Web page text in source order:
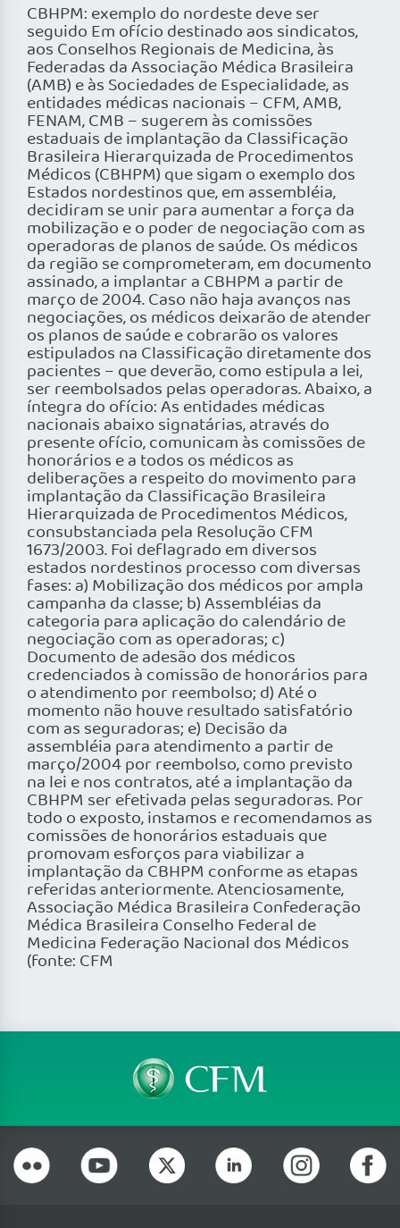
CBHPM: exemplo do nordeste deve ser
seguido Em ofício destinado aos sindicatos,
aos Conselhos Regionais de Medicina, às
Federadas da Associação Médica Brasileira
(AMB) e às Sociedades de Especialidade, as
entidades médicas nacionais – CFM, AMB,
FENAM, CMB – sugerem às comissões
estaduais de implantação da Classificação
Brasileira Hierarquizada de Procedimentos
Médicos (CBHPM) que sigam o exemplo dos
Estados nordestinos que, em assembléia,
decidiram se unir para aumentar a força da
mobilização e o poder de negociação com as
operadoras de planos de saúde. Os médicos
da região se comprometeram, em documento
assinado, a implantar a CBHPM a partir de
março de 2004. Caso não haja avanços nas
negociações, os médicos deixarão de atender
os planos de saúde e cobrarão os valores
estipulados na Classificação diretamente dos
pacientes – que deverão, como estipula a lei,
ser reembolsados pelas operadoras. Abaixo, a
íntegra do ofício: As entidades médicas
nacionais abaixo signatárias, através do
presente ofício, comunicam às comissões de
honorários e a todos os médicos as
deliberações a respeito do movimento para
implantação da Classificação Brasileira
Hierarquizada de Procedimentos Médicos,
consubstanciada pela Resolução CFM
1673/2003. Foi deflagrado em diversos
estados nordestinos processo com diversas
fases: a) Mobilização dos médicos por ampla
campanha da classe; b) Assembléias da
categoria para aplicação do calendário de
negociação com as operadoras; c)
Documento de adesão dos médicos
credenciados à comissão de honorários para
o atendimento por reembolso; d) Até o
momento não houve resultado satisfatório
com as seguradoras; e) Decisão da
assembléia para atendimento a partir de
março/2004 por reembolso, como previsto
na lei e nos contratos, até a implantação da
CBHPM ser efetivada pelas seguradoras. Por
todo o exposto, instamos e recomendamos as
comissões de honorários estaduais que
promovam esforços para viabilizar a
implantação da CBHPM conforme as etapas
referidas anteriormente. Atenciosamente,
Associação Médica Brasileira Confederação
Médica Brasileira Conselho Federal de
Medicina Federação Nacional dos Médicos
(fonte: CFM